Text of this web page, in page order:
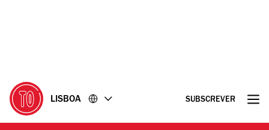
LISBOA SUBSCREVER